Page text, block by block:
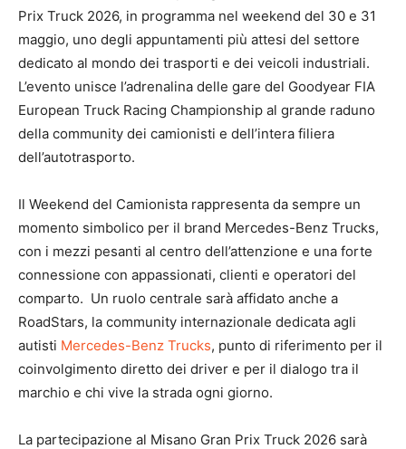
Prix Truck 2026, in programma nel weekend del 30 e 31
maggio, uno degli appuntamenti più attesi del settore
dedicato al mondo dei trasporti e dei veicoli industriali.
L’evento unisce l’adrenalina delle gare del Goodyear FIA
European Truck Racing Championship al grande raduno
della community dei camionisti e dell’intera filiera
dell’autotrasporto.
Il Weekend del Camionista rappresenta da sempre un
momento simbolico per il brand Mercedes-Benz Trucks,
con i mezzi pesanti al centro dell’attenzione e una forte
connessione con appassionati, clienti e operatori del
comparto. Un ruolo centrale sarà affidato anche a
RoadStars, la community internazionale dedicata agli
autisti Mercedes-Benz Trucks, punto di riferimento per il
coinvolgimento diretto dei driver e per il dialogo tra il
marchio e chi vive la strada ogni giorno.
La partecipazione al Misano Gran Prix Truck 2026 sarà